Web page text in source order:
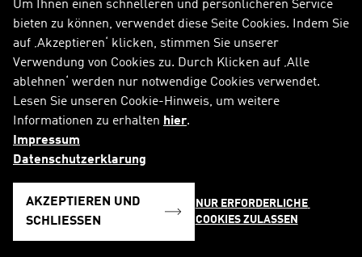
Deutschland
Internet:
Ende der Mitteilung
Um Ihnen einen schnelleren und persönlicheren Service
bieten zu können, verwendet diese Seite Cookies. Indem Sie
auf ‚Akzeptieren‘ klicken, stimmen Sie unserer
Verwendung von Cookies zu. Durch Klicken auf ‚Alle
ablehnen‘ werden nur notwendige Cookies verwendet.
Lesen Sie unseren Cookie-Hinweis, um weitere
Informationen zu erhalten hier.
Impressum
Datenschutzerklarung
AKZEPTIEREN UND
SCHLIESSEN
NUR ERFORDERLICHE
COOKIES ZULASSEN